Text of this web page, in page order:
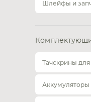
Шлейфы и
Тачскрины
Аккумуляторы